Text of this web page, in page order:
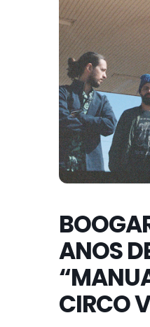
ANOS
CIRCO